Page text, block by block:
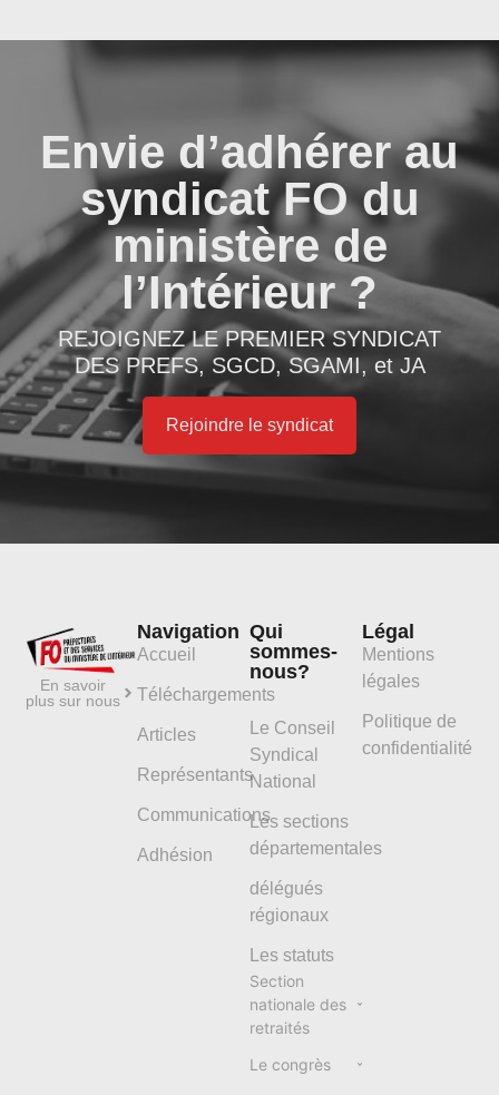
Envie d’adhérer au
syndicat FO du
ministère de
l’Intérieur ?
REJOIGNEZ LE PREMIER SYNDICAT
DES PREFS, SGCD, SGAMI, et JA
Rejoindre le syndicat
En savoir
plus sur nous
Navigation
Accueil
Téléchargements
Articles
Représentants
Communications
Adhésion
Qui
sommes-
nous?
Le Conseil
Syndical
National
Les sections
départementales
délégués
régionaux
Les statuts
Section
nationale des
retraités
Le congrès
Légal
Mentions
légales
Politique de
confidentialité